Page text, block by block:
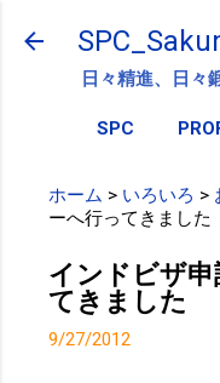
スキップし
日々精進、日々
SPC
ホーム > いろいろ >
ーへ行ってきました
インドビザ
てきました
9/27/2012